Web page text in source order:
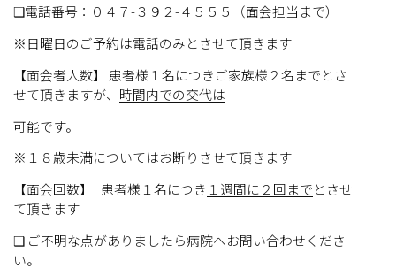
❑電話番号：０４７-３９２-４５５５（面会担当まで）
※日曜日のご予約は電話のみとさせて頂きます
【面会者人数】 患者様１名につきご家族様２名までとさ
せて頂きますが、 時間内での交代は
可能です。
※１８歳未満についてはお断りさせて頂きます
【面会回数】 患者様１名につき １週間に２回までとさせ
て頂きます
❑ ご不明な点がありましたら病院へお問い合わせくださ
い。